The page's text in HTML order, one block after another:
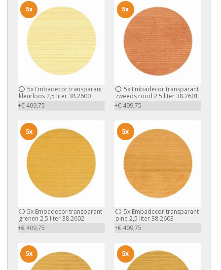
5x Embadecor transparant
kleurloos 2,5 liter 38.2600
+€ 409,75
5x
5xEmbadecor transparant
zweeds rood 2,5 liter 38.2601
+€ 409,75
5x
5x Embadecor transparant
grenen 2,5 liter 38.2602
+€ 409,75
5x
5xEmbadecor transparant
pine 2,5 liter 38.2603
+€ 409,75
5x
5x 5x